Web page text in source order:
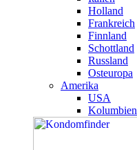
Holland
Frankreich
Finnland
Schottland
Russland
Osteuropa
Amerika
USA
Kolumbien